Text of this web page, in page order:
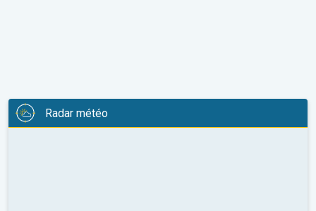
Radar météo